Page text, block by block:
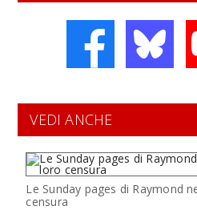
VEDI ANCHE
Le Sunday pages di Raymond
censura